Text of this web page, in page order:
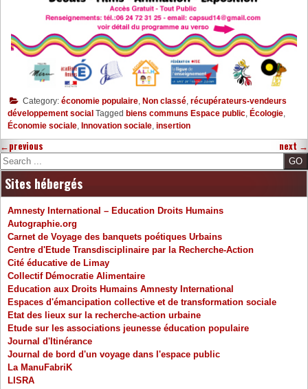
Category: économie populaire Non classé récupérateurs-vendeurs
développement social Tagged biens communs Espace public Écologie
Économie sociale Innovation sociale insertion
←previous next →
Search
Sites hébergés
Amnesty International – Education Droits Humains
Autographie.org
Carnet de Voyage des banquets poétiques Urbains
Centre d'Etude Transdisciplinaire par la Recherche-Action
Cité éducative de Limay
Collectif Démocratie Alimentaire
Education aux Droits Humains Amnesty International
Espaces d'émancipation collective et de transformation sociale
Etat des lieux sur la recherche-action urbaine
Etude sur les associations jeunesse éducation populaire
Journal d'Itinérance
Journal de bord d'un voyage dans l'espace public
La ManuFabriK
LISRA